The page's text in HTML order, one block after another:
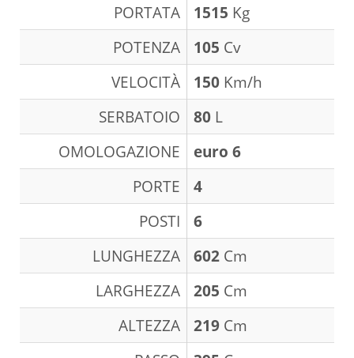
PORTATA
1515 Kg
POTENZA
105 Cv
VELOCITÀ
150 Km/h
SERBATOIO
80 L
OMOLOGAZIONE
euro 6
PORTE
4
POSTI
6
LUNGHEZZA
602 Cm
LARGHEZZA
205 Cm
ALTEZZA
219 Cm